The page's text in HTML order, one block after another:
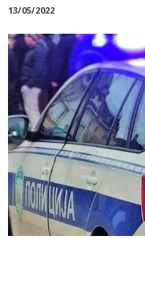
13/05/2022